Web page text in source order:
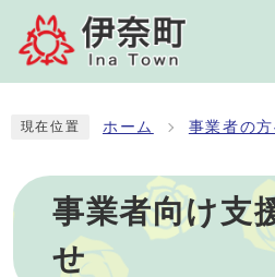
現在位置 ホーム 事業者の
事業者向け支
せ